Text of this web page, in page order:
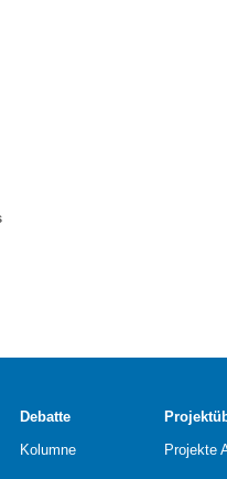
Debatte
Kolumne
Projekte